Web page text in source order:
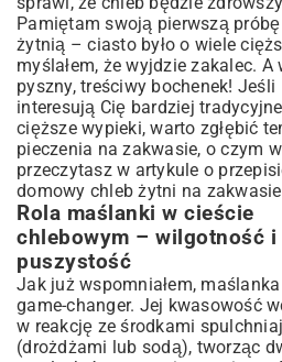
Pamiętam swoją pierwszą
żytnią – ciasto było o wiele
myślałem, że wyjdzie zakalec. A
pyszny, treściwy bochenek! Jeśli
interesują Cię bardziej
cięższe wypieki, warto zgłębić
pieczenia na zakwasie, o czym
przeczytasz w artykule o
domowy chleb żytni na zakwasie
Rola maślanki w cieście
chlebowym – wilgotność i
puszystość
Jak już wspomniałem,
game-changer. Jej kwasowość
w reakcję ze środkami
(drożdżami lub sodą), tworząc